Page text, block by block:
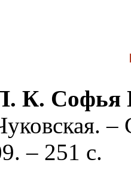
К. Софья
–
– 251 с.